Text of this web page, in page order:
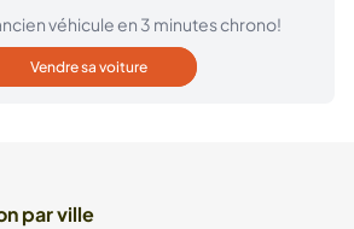
véhicule en 3 minutes chrono!
Vendre sa voiture
par ville